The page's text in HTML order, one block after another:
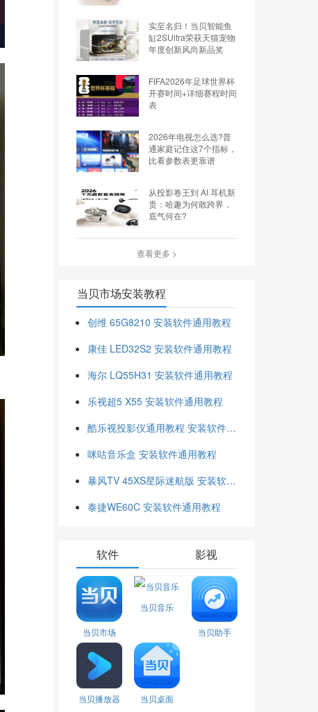
实至名归！当贝智能鱼
缸2SUltra荣获天猫宠物
年度创新风尚新品奖
FIFA2026年足球世界杯
开赛时间+详细赛程时间
表
2026年电视怎么选?普
通家庭记住这7个指标，
比看参数表更靠谱
从投影卷王到 AI 耳机新
贵：哈趣为何敢跨界，
底气何在?
查看更多 >
当贝市场安装教程
创维 65G8210 安装软件通用教程
康佳 LED32S2 安装软件通用教程
海尔 LQ55H31 安装软件通用教程
乐视超5 X55 安装软件通用教程
酷乐视投影仪通用教程 安装软件通用教程
咪咕音乐盒 安装软件通用教程
暴风TV 45XS星际迷航版 安装软件通用教程
泰捷WE60C 安装软件通用教程
软件 影视
当贝市场
当贝音乐
当贝助手
当贝播放器 当贝桌面